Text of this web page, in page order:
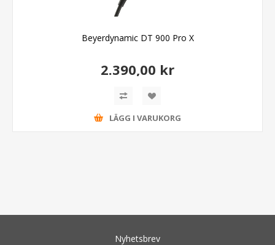
Beyerdynamic DT 900 Pro X
2.390,00 kr
LÄGG I VARUKORG
Nyhetsbrev